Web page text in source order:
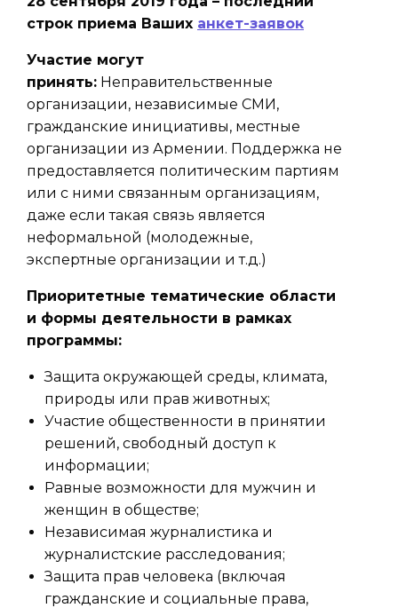
строк приема Ваших анкет-заявок
Участие могут
принять: Неправительственные
организации, независимые СМИ,
гражданские инициативы, местные
организации из Армении. Поддержка не
предоставляется политическим партиям
или с ними связанным организациям,
даже если такая связь является
неформальной (молодежные,
экспертные организации и т.д.)
Приоритетные тематические области
и формы деятельности в рамках
программы:
Защита окружающей среды, климата,
природы или прав животных;
Участие общественности в принятии
решений, свободный доступ к
информации;
Равные возможности для мужчин и
женщин в обществе;
Независимая журналистика и
журналистские расследования;
Защита прав человека (включая
гражданские и социальные права,